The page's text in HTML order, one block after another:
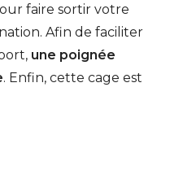
faire sortir votre
Afin de faciliter
une poignée
. Enfin, cette cage est